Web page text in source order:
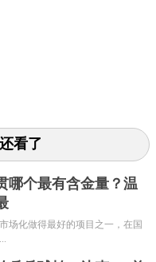
满贯的男子选手，
赛中成功采用直拍技
子乒乓球历史上第一
看了
哪个最有含金量？温
场化做得最好的项目之一，在国